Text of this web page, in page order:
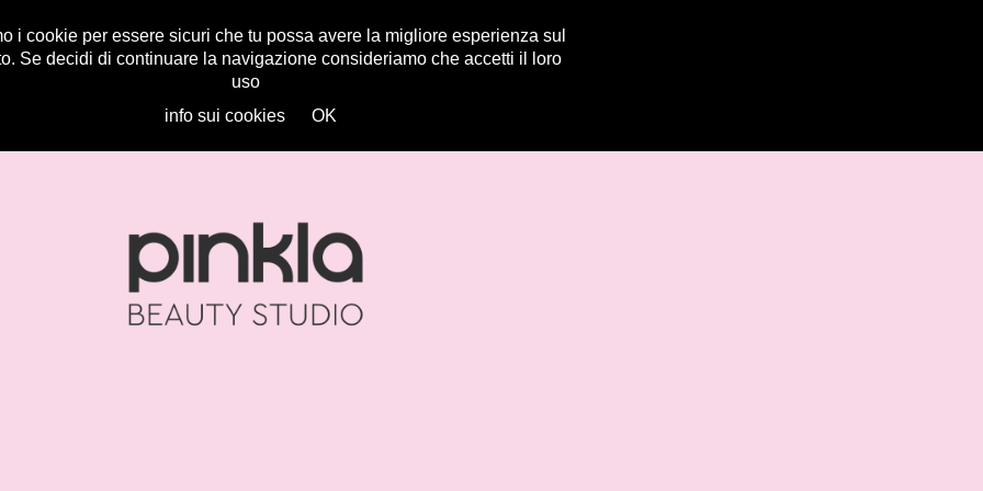
i cookie per essere sicuri che tu possa avere la migliore esperienza sul
Se decidi di continuare la navigazione consideriamo che accetti il loro
uso
info sui cookies
OK